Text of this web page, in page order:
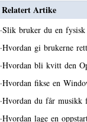
Relatert Artike
·Slik bruker du en
·Hvordan gi brukerne
·Hvordan bli kvitt den
·Hvordan fikse en
·Hvordan du får musikk
·Hvordan lage en